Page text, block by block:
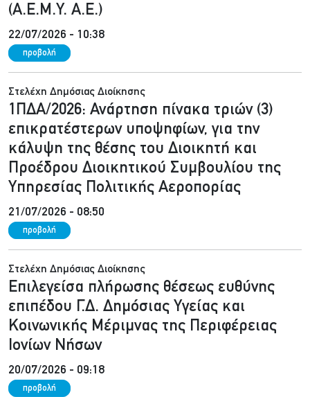
(Α.Ε.Μ.Υ. Α.Ε.)
22/07/2026 - 10:38
προβολή
Στελέχη Δημόσιας Διοίκησης
1ΠΔΑ/2026: Ανάρτηση πίνακα τριών (3)
επικρατέστερων υποψηφίων, για την
κάλυψη της θέσης του Διοικητή και
Προέδρου Διοικητικού Συμβουλίου της
Υπηρεσίας Πολιτικής Αεροπορίας
21/07/2026 - 08:50
προβολή
Στελέχη Δημόσιας Διοίκησης
Επιλεγείσα πλήρωσης θέσεως ευθύνης
επιπέδου Γ.Δ. Δημόσιας Υγείας και
Κοινωνικής Μέριμνας της Περιφέρειας
Ιονίων Νήσων
20/07/2026 - 09:18
προβολή